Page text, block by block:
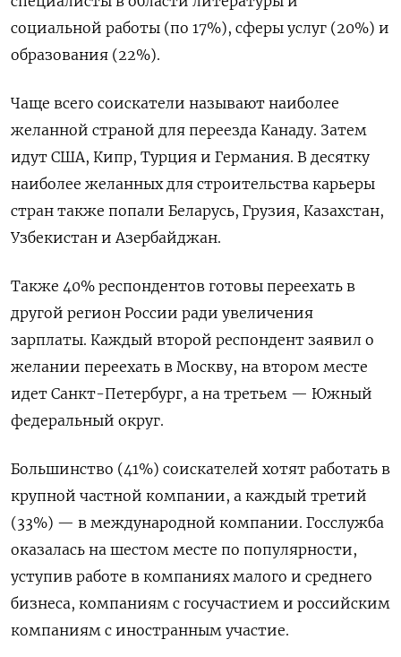
социальной работы (по 17%), сферы услуг (20%) и
образования (22%).
Чаще всего соискатели называют наиболее
желанной страной для переезда Канаду. Затем
идут США, Кипр, Турция и Германия. В десятку
наиболее желанных для строительства карьеры
стран также попали Беларусь, Грузия, Казахстан,
Узбекистан и Азербайджан.
Также 40% респондентов готовы переехать в
другой регион России ради увеличения
зарплаты. Каждый второй респондент заявил о
желании переехать в Москву, на втором месте
идет Санкт-Петербург, а на третьем — Южный
федеральный округ.
Большинство (41%) соискателей хотят работать в
крупной частной компании, а каждый третий
(33%) — в международной компании. Госслужба
оказалась на шестом месте по популярности,
уступив работе в компаниях малого и среднего
бизнеса, компаниям с госучастием и российским
компаниям с иностранным участие.